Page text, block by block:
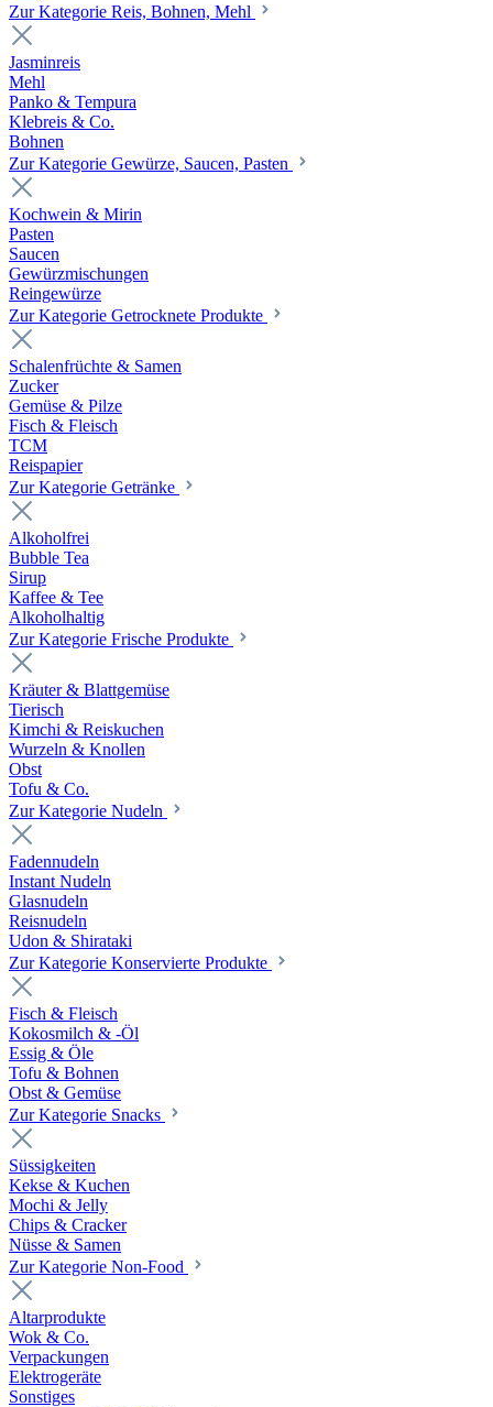
Zur Kategorie Reis, Bohnen, Mehl
Jasminreis
Mehl
Panko & Tempura
Klebreis & Co.
Bohnen
Zur Kategorie Gewürze, Saucen, Pasten
Kochwein & Mirin
Pasten
Saucen
Gewürzmischungen
Reingewürze
Zur Kategorie Getrocknete Produkte
Schalenfrüchte & Samen
Zucker
Gemüse & Pilze
Fisch & Fleisch
TCM
Reispapier
Zur Kategorie Getränke
Alkoholfrei
Bubble Tea
Sirup
Kaffee & Tee
Alkoholhaltig
Zur Kategorie Frische Produkte
Kräuter & Blattgemüse
Tierisch
Kimchi & Reiskuchen
Wurzeln & Knollen
Obst
Tofu & Co.
Zur Kategorie Nudeln
Fadennudeln
Instant Nudeln
Glasnudeln
Reisnudeln
Udon & Shirataki
Zur Kategorie Konservierte Produkte
Fisch & Fleisch
Kokosmilch & -Öl
Essig & Öle
Tofu & Bohnen
Obst & Gemüse
Zur Kategorie Snacks
Süssigkeiten
Kekse & Kuchen
Mochi & Jelly
Chips & Cracker
Nüsse & Samen
Zur Kategorie Non-Food
Altarprodukte
Wok & Co.
Verpackungen
Elektrogeräte
Sonstiges